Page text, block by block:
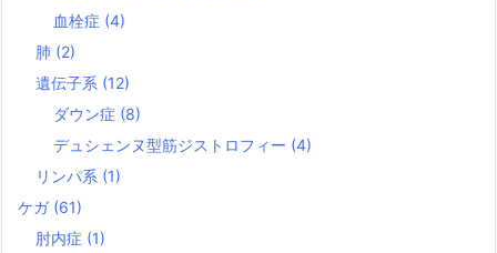
血栓症 (4)
肺 (2)
遺伝子系 (12)
ダウン症 (8)
デュシェンヌ型筋ジストロフィー (4)
リンパ系 (1)
ケガ (61)
肘内症 (1)